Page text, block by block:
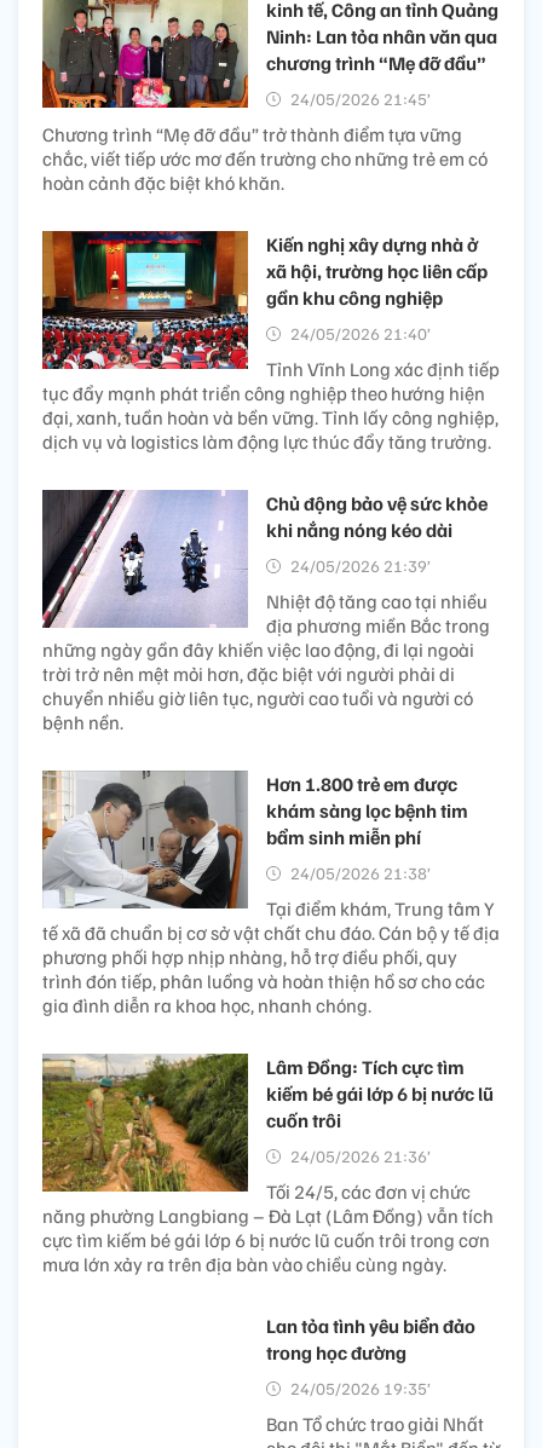
kinh tế, Công an tỉnh Quảng
Ninh: Lan tỏa nhân văn qua
chương trình “Mẹ đỡ đầu”
24/05/2026 21:45’
Chương trình “Mẹ đỡ đầu” trở thành điểm tựa vững
chắc, viết tiếp ước mơ đến trường cho những trẻ em có
hoàn cảnh đặc biệt khó khăn.
Kiến nghị xây dựng nhà ở
xã hội, trường học liên cấp
gần khu công nghiệp
24/05/2026 21:40’
Tỉnh Vĩnh Long xác định tiếp
tục đẩy mạnh phát triển công nghiệp theo hướng hiện
đại, xanh, tuần hoàn và bền vững. Tỉnh lấy công nghiệp,
dịch vụ và logistics làm động lực thúc đẩy tăng trưởng.
Chủ động bảo vệ sức khỏe
khi nắng nóng kéo dài
24/05/2026 21:39’
Nhiệt độ tăng cao tại nhiều
địa phương miền Bắc trong
những ngày gần đây khiến việc lao động, đi lại ngoài
trời trở nên mệt mỏi hơn, đặc biệt với người phải di
chuyển nhiều giờ liên tục, người cao tuổi và người có
bệnh nền.
Hơn 1.800 trẻ em được
khám sàng lọc bệnh tim
bẩm sinh miễn phí
24/05/2026 21:38’
Tại điểm khám, Trung tâm Y
tế xã đã chuẩn bị cơ sở vật chất chu đáo. Cán bộ y tế địa
phương phối hợp nhịp nhàng, hỗ trợ điều phối, quy
trình đón tiếp, phân luồng và hoàn thiện hồ sơ cho các
gia đình diễn ra khoa học, nhanh chóng.
Lâm Đồng: Tích cực tìm
kiếm bé gái lớp 6 bị nước lũ
cuốn trôi
24/05/2026 21:36’
Tối 24/5, các đơn vị chức
năng phường Langbiang – Đà Lạt (Lâm Đồng) vẫn tích
cực tìm kiếm bé gái lớp 6 bị nước lũ cuốn trôi trong cơn
mưa lớn xảy ra trên địa bàn vào chiều cùng ngày.
Lan tỏa tình yêu biển đảo
trong học đường
24/05/2026 19:35’
Ban Tổ chức trao giải Nhất